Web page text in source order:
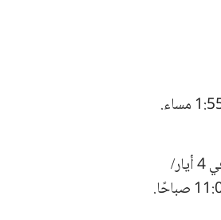
سيصدر الحُكم كتابيًا في 4 أيار/